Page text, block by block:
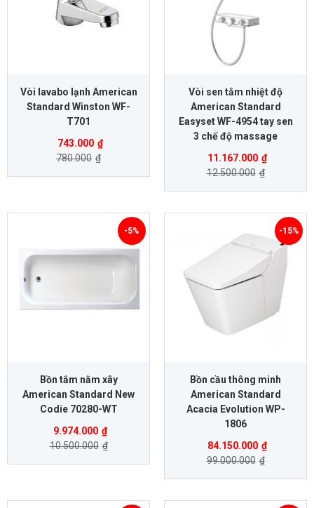
Vòi lavabo lạnh American
Standard Winston WF-
T701
743.000 ₫
780.000 ₫
Vòi sen tắm nhiệt độ
American Standard
Easyset WF-4954 tay sen
3 chế độ massage
11.167.000 ₫
12.500.000 ₫
Bồn tắm nằm xây
American Standard New
Codie 70280-WT
9.974.000 ₫
10.500.000 ₫
-5%
Bồn cầu thông minh
American Standard
Acacia Evolution WP-
1806
84.150.000 ₫
99.000.000 ₫
-15%